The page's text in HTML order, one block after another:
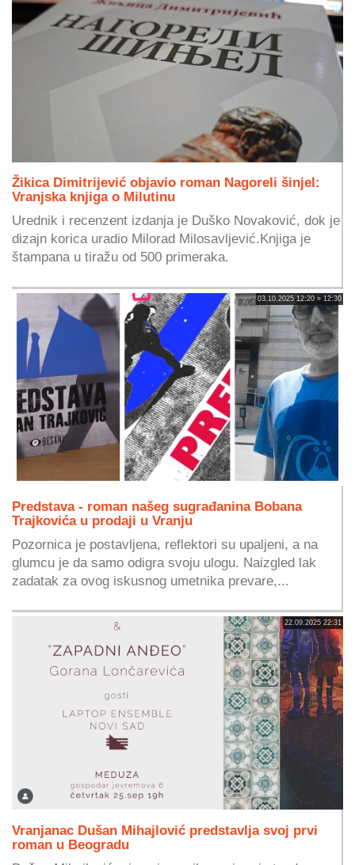
Žikica Dimitrijević objavio roman Nagoreli šinjel:
Vranjska knjiga o Milutinu
Urednik i recenzent izdanja je Duško Novaković, dok je
dizajn korica uradio Milorad Milosavljević.Knjiga je
štampana u tiražu od 500 primeraka.
03.10.2025 12:20 » 12:30
Predstava - roman našeg sugrađanina Bobana
Trajkovića u prodaji u Vranju
Pozornica je postavljena, reflektori su upaljeni, a na
glumcu je da samo odigra svoju ulogu. Naizgled lak
zadatak za ovog iskusnog umetnika prevare,...
22.09.2025 22:31
Vranjanac Dušan Mihajlović predstavlja svoj prvi
roman u Beogradu